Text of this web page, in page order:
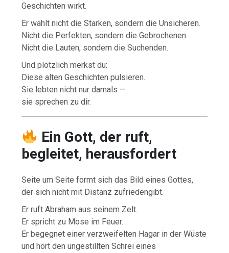
Geschichten wirkt.
Er wählt nicht die Starken, sondern die Unsicheren.
Nicht die Perfekten, sondern die Gebrochenen.
Nicht die Lauten, sondern die Suchenden.
Und plötzlich merkst du:
Diese alten Geschichten pulsieren.
Sie lebten nicht nur damals —
sie sprechen zu dir.
Ein Gott, der ruft,
begleitet, herausfordert
Seite um Seite formt sich das Bild eines Gottes,
der sich nicht mit Distanz zufriedengibt.
Er ruft Abraham aus seinem Zelt.
Er spricht zu Mose im Feuer.
Er begegnet einer verzweifelten Hagar in der Wüste
und hört den ungestillten Schrei eines